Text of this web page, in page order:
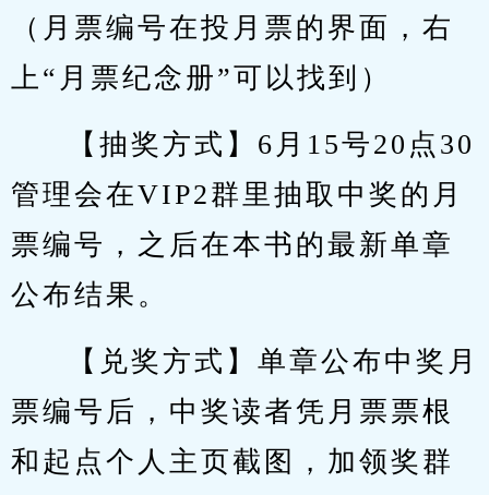
（月票编号在投月票的界面，右
上“月票纪念册”可以找到）
【抽奖方式】6月15号20点30
管理会在VIP2群里抽取中奖的月
票编号，之后在本书的最新单章
公布结果。
【兑奖方式】单章公布中奖月
票编号后，中奖读者凭月票票根
和起点个人主页截图，加领奖群